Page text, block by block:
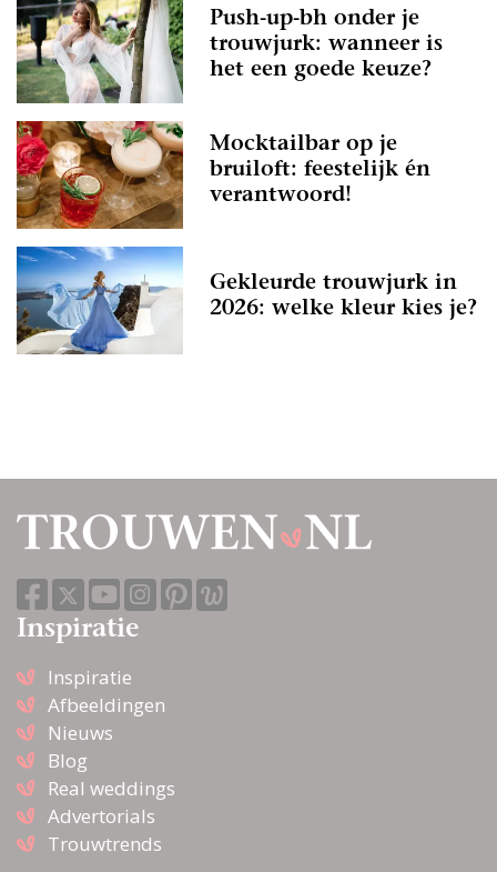
Push-up-bh onder je
trouwjurk: wanneer is
het een goede keuze?
Mocktailbar op je
bruiloft: feestelijk én
verantwoord!
Gekleurde trouwjurk in
2026: welke kleur kies je?
Inspiratie
Inspiratie
Afbeeldingen
Nieuws
Blog
Real weddings
Advertorials
Trouwtrends